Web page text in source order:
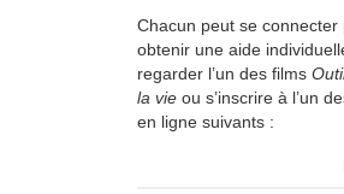
Chacun peut se connecter
obtenir une aide
regarder l’un des films
la vie ou s’inscrire à l’un
en ligne suivants :